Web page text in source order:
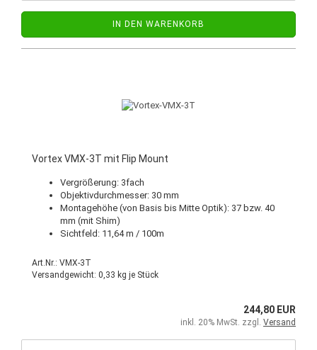
IN DEN WARENKORB
Vortex VMX-3T mit Flip Mount
Vergrößerung: 3fach
Objektivdurchmesser: 30 mm
Montagehöhe (von Basis bis Mitte Optik): 37 bzw. 40
mm (mit Shim)
Sichtfeld: 11,64 m / 100m
Art.Nr.: VMX-3T
Versandgewicht: 0,33 kg je Stück
244,80 EUR
inkl. 20% MwSt. zzgl. Versand